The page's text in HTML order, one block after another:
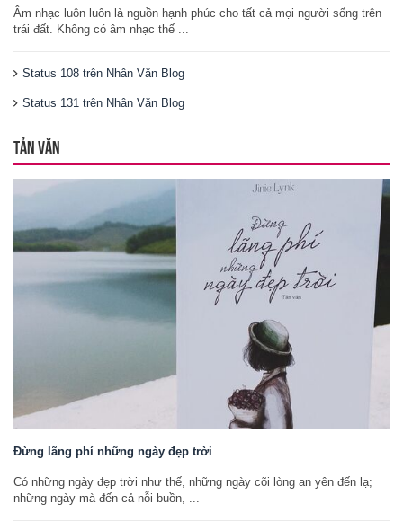
Âm nhạc luôn luôn là nguồn hạnh phúc cho tất cả mọi người sống trên
trái đất. Không có âm nhạc thế ...
Status 108 trên Nhân Văn Blog
Status 131 trên Nhân Văn Blog
TẢN VĂN
Đừng lãng phí những ngày đẹp trời
Có những ngày đẹp trời như thế, những ngày cõi lòng an yên đến lạ;
những ngày mà đến cả nỗi buồn, ...